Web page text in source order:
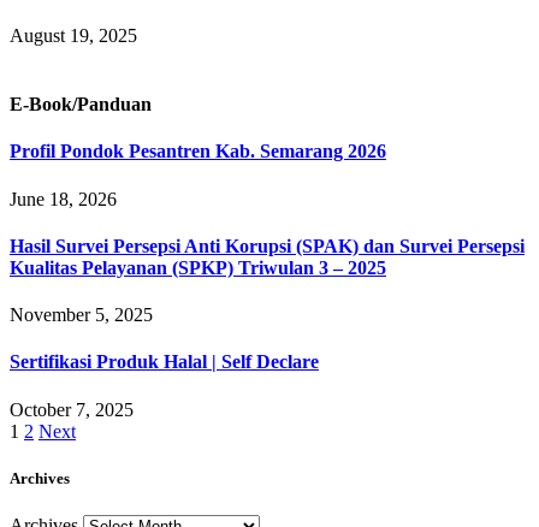
August 19, 2025
E-Book/Panduan
Profil Pondok Pesantren Kab. Semarang 2026
June 18, 2026
Hasil Survei Persepsi Anti Korupsi (SPAK) dan Survei Persepsi
Kualitas Pelayanan (SPKP) Triwulan 3 – 2025
November 5, 2025
Sertifikasi Produk Halal | Self Declare
October 7, 2025
1 2 Next
Archives